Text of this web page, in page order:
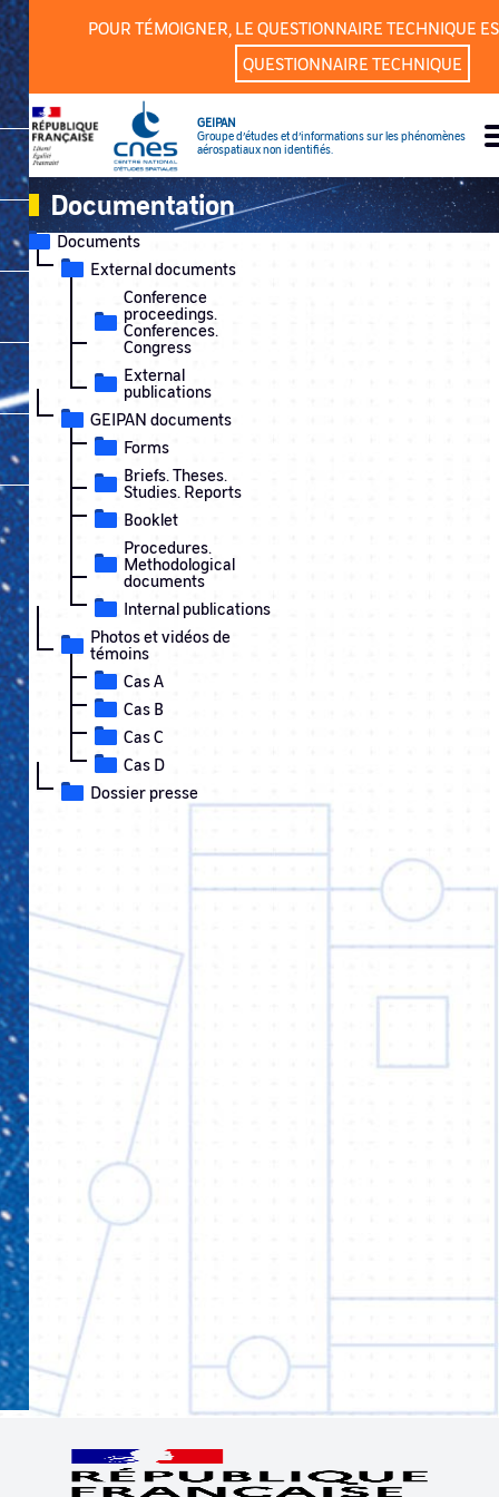
Cookies management panel
POUR TÉMOIGNER, LE QUESTIONNAIRE TECHNIQUE
QUESTIONNAIRE TECHNIQUE
GEIPAN
Groupe d’études et d’informations sur les phénomènes
aérospatiaux non identifiés.
Documentation
Documents
External documents
Conference
proceedings.
Conferences.
Congress
External
publications
GEIPAN documents
Forms
Briefs. Theses.
Studies. Reports
Booklet
Procedures.
Methodological
documents
Internal publications
Photos et vidéos de
témoins
Cas A
Cas B
Cas C
Cas D
Dossier presse